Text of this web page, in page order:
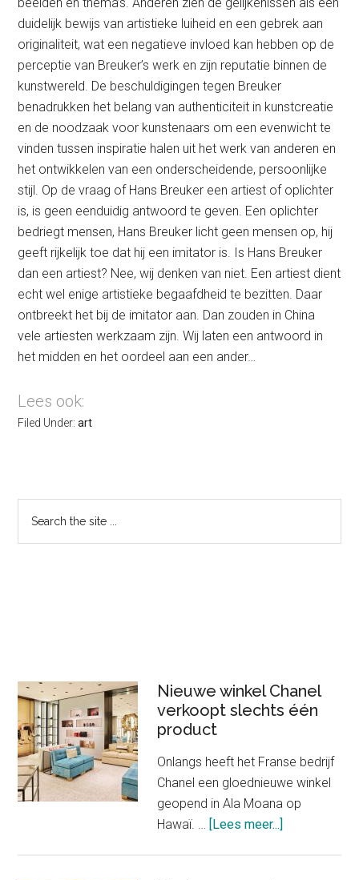
duidelijk bewijs van artistieke luiheid en een gebrek aan
originaliteit, wat een negatieve invloed kan hebben op de
perceptie van Breuker’s werk en zijn reputatie binnen de
kunstwereld. De beschuldigingen tegen Breuker
benadrukken het belang van authenticiteit in kunstcreatie
en de noodzaak voor kunstenaars om een evenwicht te
vinden tussen inspiratie halen uit het werk van anderen en
het ontwikkelen van een onderscheidende, persoonlijke
stijl. Op de vraag of Hans Breuker een artiest of oplichter
is, is geen eenduidig antwoord te geven. Een oplichter
bedriegt mensen, Hans Breuker licht geen mensen op, hij
geeft rijkelijk toe dat hij een imitator is. Is Hans Breuker
dan een artiest? Nee, wij denken van niet. Een artiest dient
echt wel enige artistieke begaafdheid te bezitten. Daar
ontbreekt het bij de imitator aan. Dan zouden in China
vele artiesten werkzaam zijn. Wij laten een antwoord in
het midden en het oordeel aan een ander…
Lees ook:
Filed Under:art
Primary
Sidebar
the
Nieuwe winkel Chanel
verkoopt slechts één
product
Onlangs heeft het Franse bedrijf
Chanel een gloednieuwe winkel
geopend in Ala Moana op
Hawaï. … [Lees meer...]